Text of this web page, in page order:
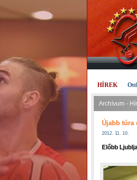
HÍREK
Archívum -
Újabb túra
2012. 11. 10.
Előbb